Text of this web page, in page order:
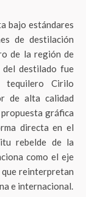
bajo estándares
de destilación
de la región de
destilado fue
tequilero Cirilo
de alta calidad
gráfica
directa en el
rebelde de la
como el eje
reinterpretan
e internacional.